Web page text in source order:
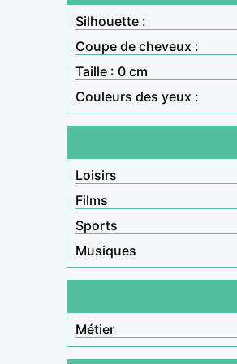
Silhouette :
Coupe de cheveux :
Taille : 0 cm
Couleurs des yeux :
Loisirs
Films
Sports
Musiques
Métier